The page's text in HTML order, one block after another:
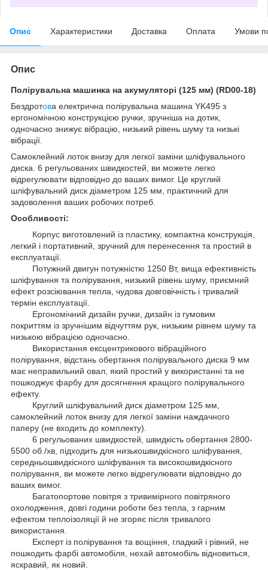
Опис Характеристики Доставка Оплата Умови
Опис
Полірувальна машинка на акумуляторі (125 мм) (RD00-18)
Бездротова електрична полірувальна машина YK495 з
ергономічною конструкцією ручки, зручніша на дотик,
одночасно знижує вібрацію, низький рівень шуму та низькі
вібрації.
Самоклейний лоток внизу для легкої заміни шліфувального
диска. 6 регульованих швидкостей, ви можете легко
відрегулювати відповідно до ваших вимог. Це круглий
шліфувальний диск діаметром 125 мм, практичний для
задоволення ваших робочих потреб.
Особливості:
Корпус виготовлений із пластику, компактна конструкція,
легкий і портативний, зручний для перенесення та простий в
експлуатації.
Потужний двигун потужністю 1250 Вт, вища ефективність
шліфування та полірування, низький рівень шуму, приємний
ефект розсіювання тепла, чудова довговічність і тривалий
термін експлуатації.
Ергономічний дизайн ручки, дизайн із гумовим
покриттям із зручнішим відчуттям рук, низьким рівнем шуму та
низькою вібрацією одночасно.
Використання ексцентрикового вібраційного
полірування, відстань обертання полірувального диска 9 мм
має неправильний овал, який простий у використанні та не
пошкоджує фарбу для досягнення кращого полірувального
ефекту.
Круглий шліфувальний диск діаметром 125 мм,
самоклейний лоток внизу для легкої заміни наждачного
паперу (не входить до комплекту).
6 регульованих швидкостей, швидкість обертання 2800-
5500 об./хв, підходить для низькошвидкісного шліфування,
середньошвидкісного шліфування та високошвидкісного
полірування, ви можете легко відрегулювати відповідно до
ваших вимог.
Багатопортове повітря з тривимірного повітряного
охолодження, довгі години роботи без тепла, з гарним
ефектом теплоізоляції й не згоряє після тривалого
використання.
Експерт із полірування та вощіння, гладкий і рівний, не
пошкодить фарбі автомобіля, нехай автомобіль відновиться,
яскравий, як новий.